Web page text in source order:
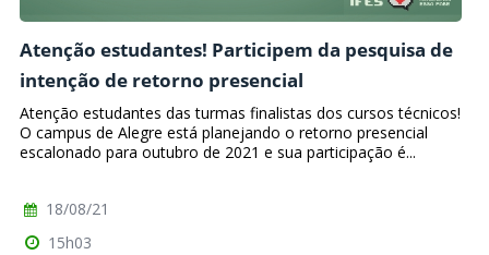
Atenção estudantes! Participem da pesquisa de
intenção de retorno presencial
Atenção estudantes das turmas finalistas dos cursos técnicos!
O campus de Alegre está planejando o retorno presencial
escalonado para outubro de 2021 e sua participação é...
18/08/21
15h03